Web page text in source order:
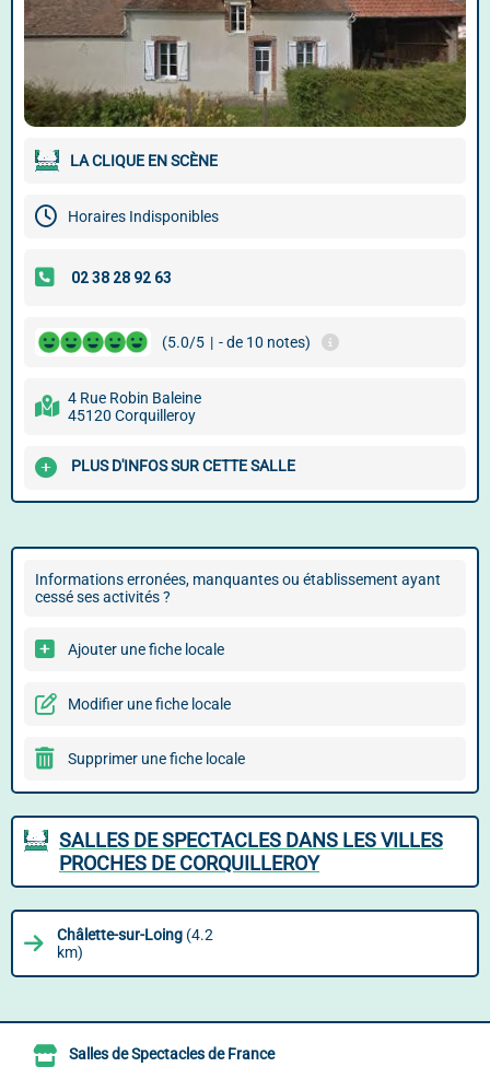
LA CLIQUE EN SCÈNE
Horaires Indisponibles
(5.0/5 | - de 10 notes)
4 Rue Robin Baleine
45120 Corquilleroy
PLUS D'INFOS SUR CETTE SALLE
Informations erronées, manquantes ou établissement ayant
cessé ses activités ?
Ajouter une fiche locale
Modifier une fiche locale
Supprimer une fiche locale
SALLES DE SPECTACLES DANS LES VILLES
PROCHES DE CORQUILLEROY
Châlette-sur-Loing (4.2
km)
Salles de Spectacles de France